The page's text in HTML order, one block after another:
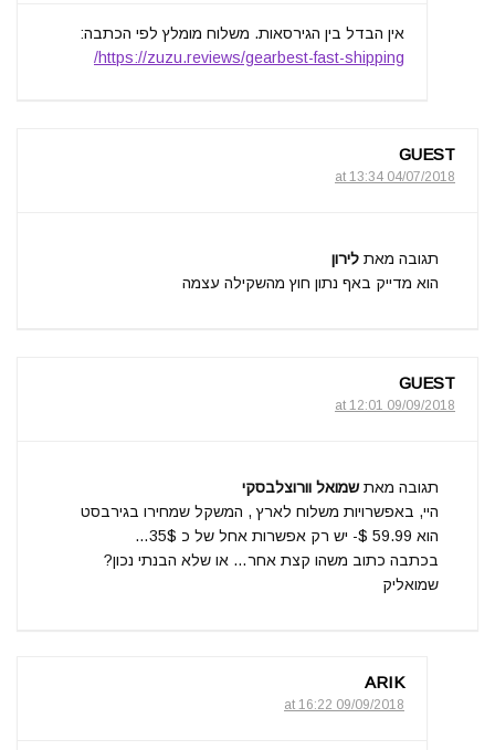
אין הבדל בין הגירסאות. משלוח מומלץ לפי הכתבה:
https://zuzu.reviews/gearbest-fast-shipping/
GUEST
04/07/2018 at 13:34
תגובה מאת לירון
הוא מדייק באף נתון חוץ מהשקילה עצמה
GUEST
09/09/2018 at 12:01
תגובה מאתשמואל וורוצלבסקי
היי, באפשרויות משלוח לארץ , המשקל שמחירו בגירבסט
הוא 59.99 $- יש רק אפשרות אחל של כ 35$…
בכתבה כתוב משהו קצת אחר… או שלא הבנתי נכון?
שמואליק
ARIK
09/09/2018 at 16:22